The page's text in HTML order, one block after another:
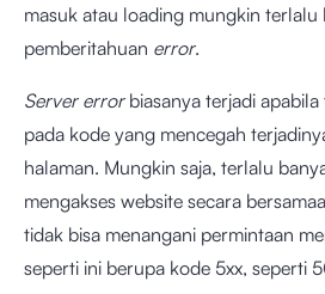
masuk atau loading mungkin terlalu
pemberitahuan error.
Server errorbiasanya terjadi
pada kode yang mencegah
halaman. Mungkin saja, terlalu
mengakses website secara
tidak bisa menangani permintaan
seperti ini berupa kode 5xx, seperti